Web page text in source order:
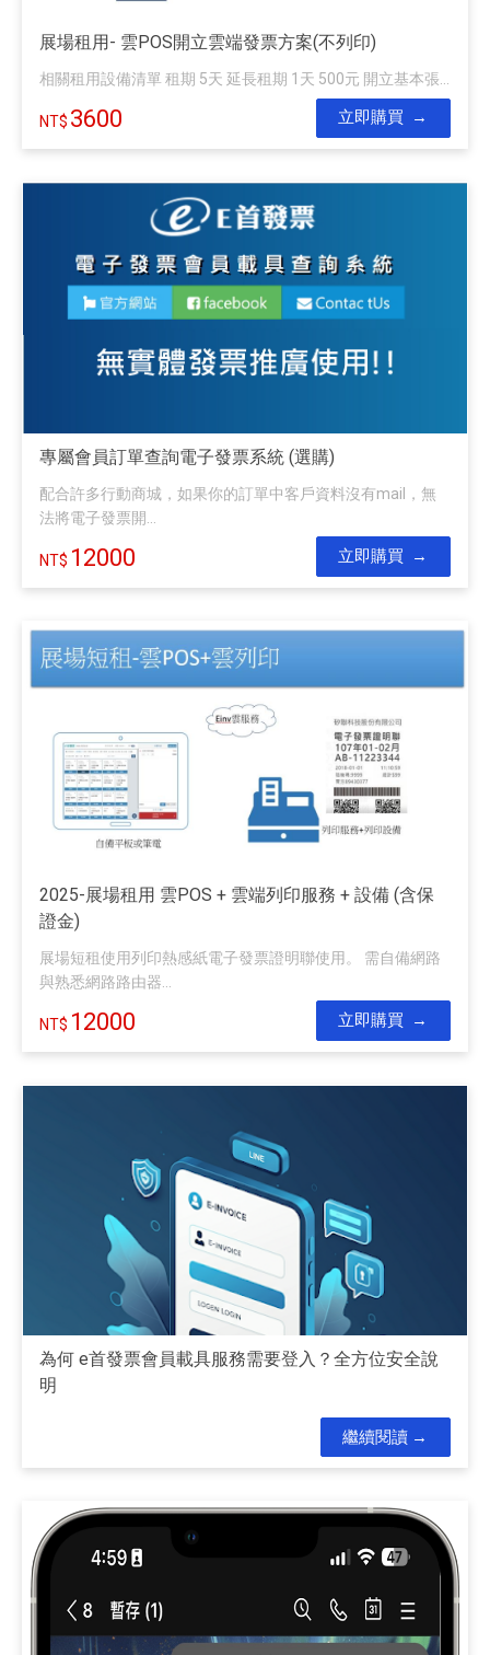
展場租用- 雲POS開立雲端發票方案(不列印)
相關租用設備清單 租期 5天 延長租期 1天 500元 開立基本張...
3600 立即購買
專屬會員訂單查詢電子發票系統 (選購)
配合許多行動商城，如果你的訂單中客戶資料沒有mail，無
法將電子發票開...
12000 立即購買
2025-展場租用 雲POS + 雲端列印服務 + 設備 (含保
證金)
展場短租使用列印熱感紙電子發票證明聯使用。 需自備網路
與熟悉網路路由器...
12000 立即購買
為何 e首發票會員載具服務需要登入？全方位安全說
明
繼續閱讀